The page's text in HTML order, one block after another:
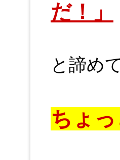
だ！」
と諦め
ちょっ